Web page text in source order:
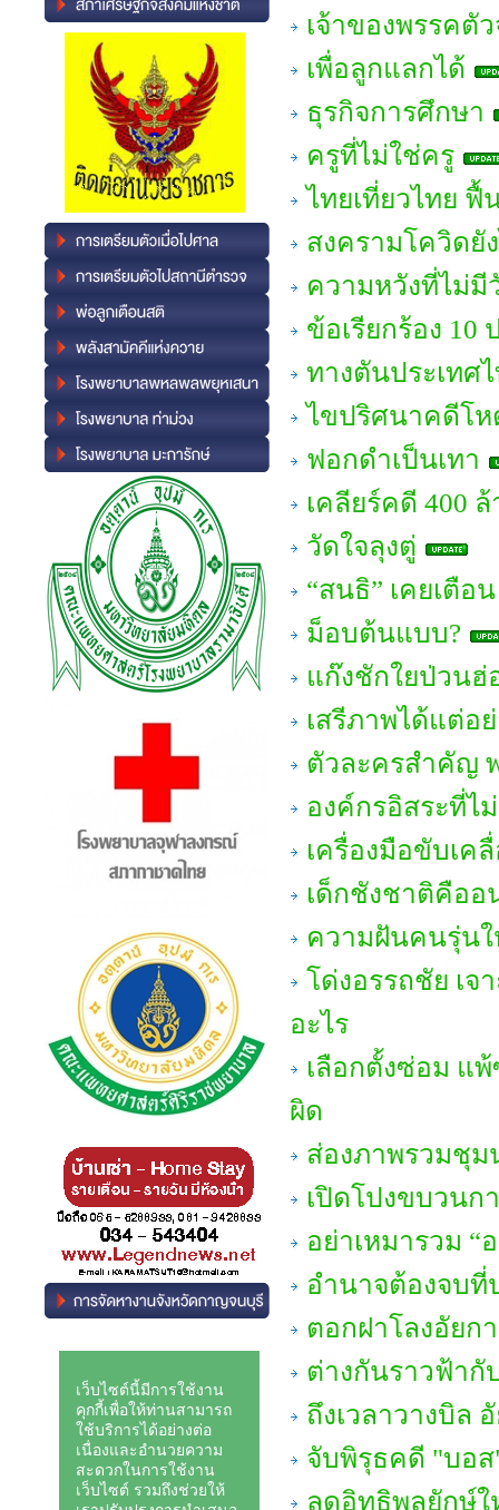
เจ้าของพรรคตัว
เพื่อลูกแลกได้
ธุรกิจการศึกษา
ครูที่ไม่ใช่ครู
ไทยเที่ยวไทย ฟื้
สงครามโควิดยั
ความหวังที่ไม่มี
ข้อเรียกร้อง 10
ทางตันประเทศ
ไขปริศนาคดีโ
ฟอกดำเป็นเทา
เคลียร์คดี 400
วัดใจลุงตู่
“สนธิ” เคยเตือ
ม็อบต้นแบบ?
แก๊งชักใยป่วนฮ่
เสรีภาพได้แต่อ
ตัวละครสำคัญ
องค์กรอิสระที่ไ
เครื่องมือขับเค
เด็กชังชาติคือ
ความฝันคนรุ่น
โด่งอรรถชัย เจ
อะไร
เลือกตั้งซ่อม แ
ผิด
ส่องภาพรวมชุม
เปิดโปงขบวนก
อย่าเหมารวม “
อำนาจต้องจบที่
ตอกฝาโลงอัยก
ต่างกันราวฟ้ากั
ถึงเวลาวางบิล
จับพิรุธคดี "บอ
ลดอิทธิพลยักษ์